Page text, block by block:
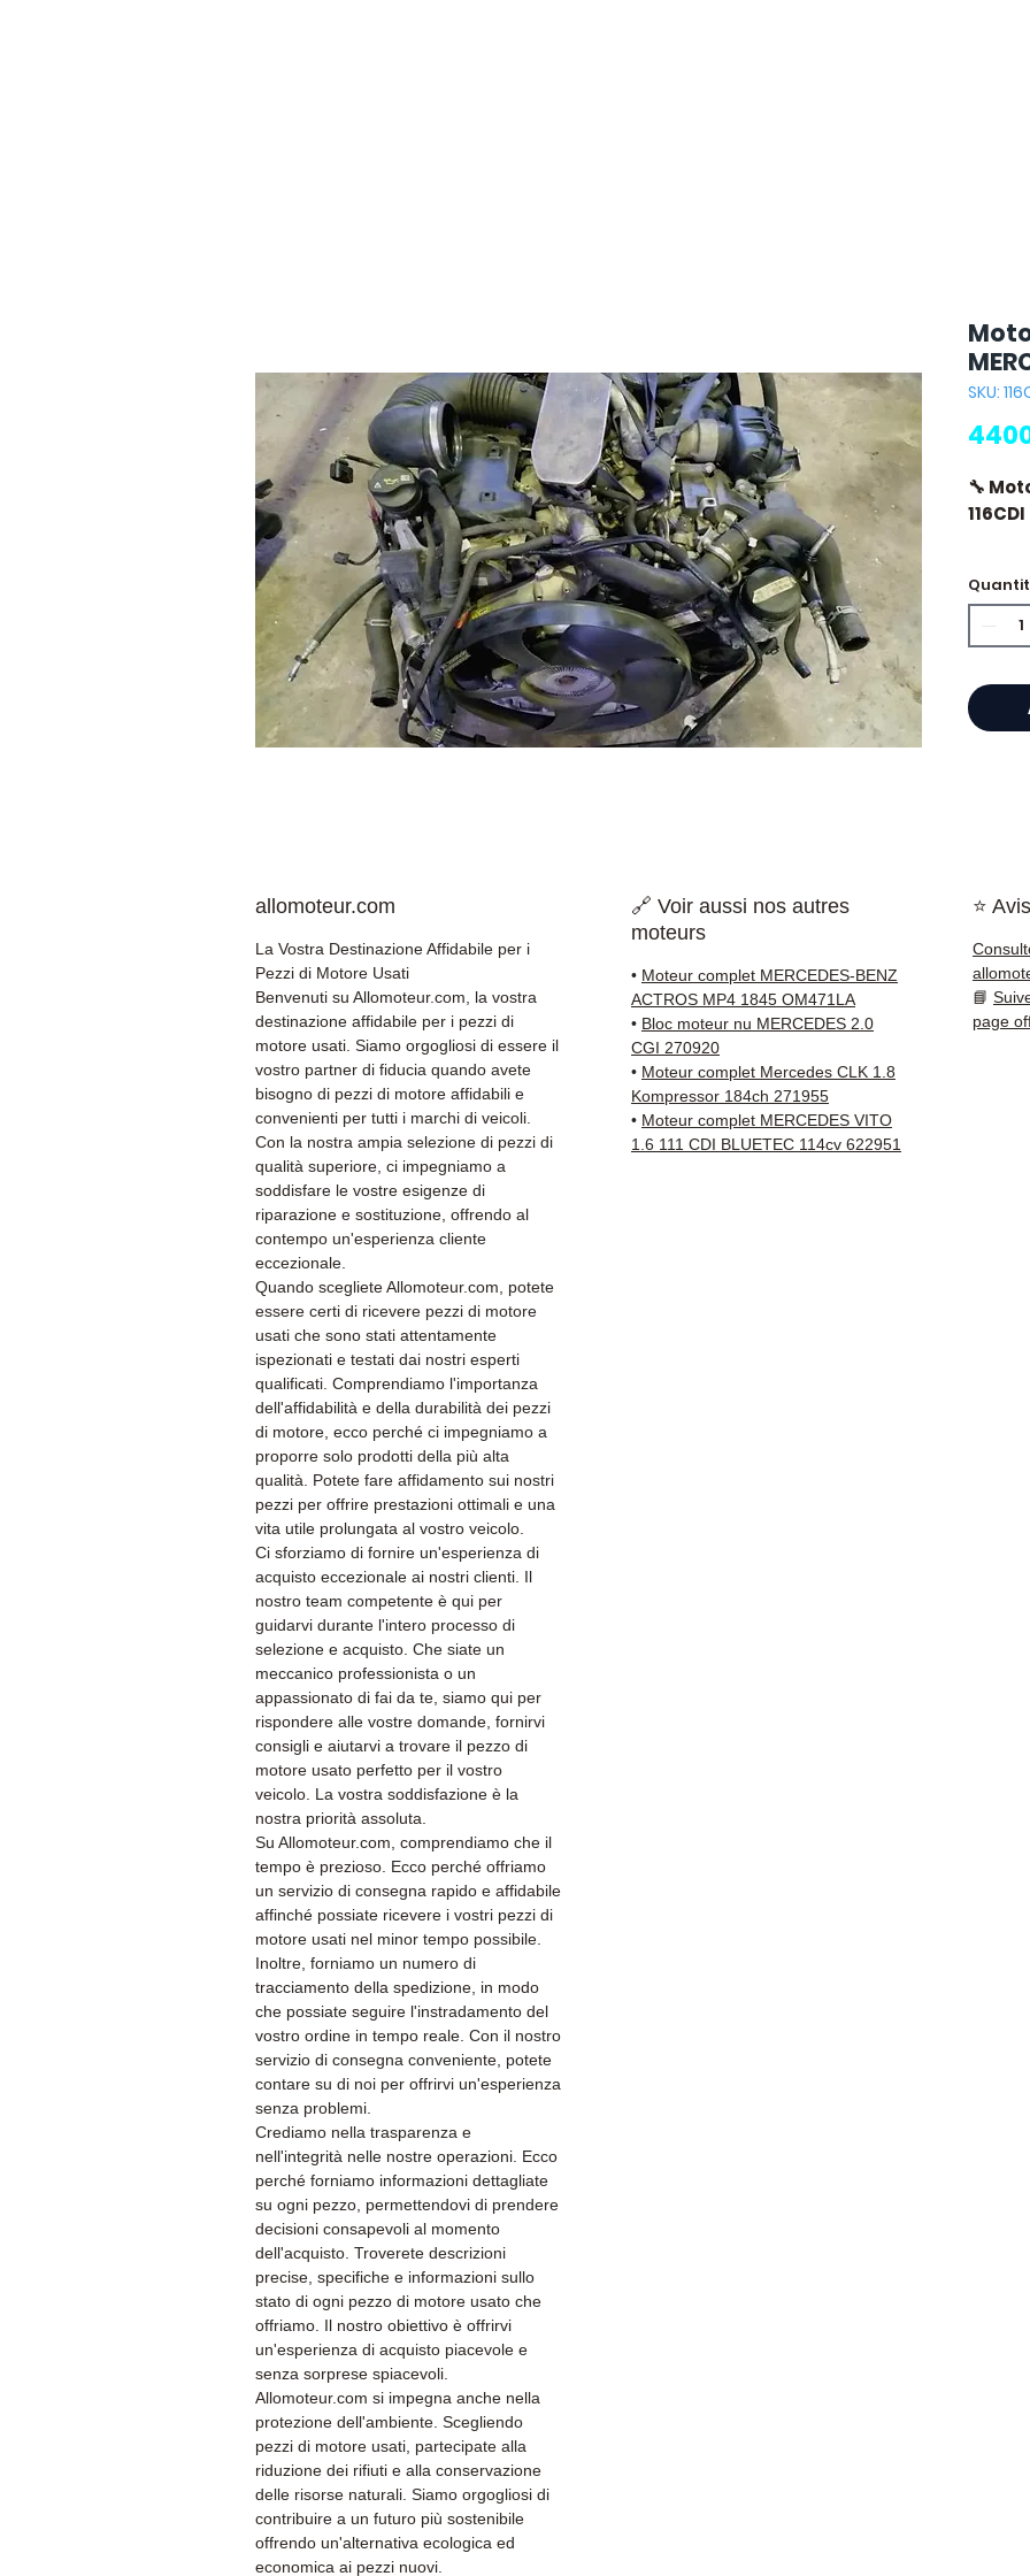
SKU:
🔧
116CDI
⭐
della
✅
✅
allomoteur.com
La Vostra Destinazione Affidabile per i
Pezzi di Motore Usati
Benvenuti su Allomoteur.com, la vostra
destinazione affidabile per i pezzi di
motore usati. Siamo orgogliosi di essere il
vostro partner di fiducia quando avete
bisogno di pezzi di motore affidabili e
convenienti per tutti i marchi di veicoli.
Con la nostra ampia selezione di pezzi di
qualità superiore, ci impegniamo a
soddisfare le vostre esigenze di
riparazione e sostituzione, offrendo al
contempo un'esperienza cliente
eccezionale.
Quando scegliete Allomoteur.com, potete
essere certi di ricevere pezzi di motore
usati che sono stati attentamente
ispezionati e testati dai nostri esperti
qualificati. Comprendiamo l'importanza
dell'affidabilità e della durabilità dei pezzi
di motore, ecco perché ci impegniamo a
proporre solo prodotti della più alta
qualità. Potete fare affidamento sui nostri
pezzi per offrire prestazioni ottimali e una
vita utile prolungata al vostro veicolo.
Ci sforziamo di fornire un'esperienza di
acquisto eccezionale ai nostri clienti. Il
nostro team competente è qui per
guidarvi durante l'intero processo di
selezione e acquisto. Che siate un
meccanico professionista o un
appassionato di fai da te, siamo qui per
rispondere alle vostre domande, fornirvi
consigli e aiutarvi a trovare il pezzo di
motore usato perfetto per il vostro
veicolo. La vostra soddisfazione è la
nostra priorità assoluta.
Su Allomoteur.com, comprendiamo che il
tempo è prezioso. Ecco perché offriamo
un servizio di consegna rapido e affidabile
affinché possiate ricevere i vostri pezzi di
motore usati nel minor tempo possibile.
Inoltre, forniamo un numero di
tracciamento della spedizione, in modo
che possiate seguire l'instradamento del
vostro ordine in tempo reale. Con il nostro
servizio di consegna conveniente, potete
contare su di noi per offrirvi un'esperienza
senza problemi.
Crediamo nella trasparenza e
nell'integrità nelle nostre operazioni. Ecco
perché forniamo informazioni dettagliate
su ogni pezzo, permettendovi di prendere
decisioni consapevoli al momento
dell'acquisto. Troverete descrizioni
precise, specifiche e informazioni sullo
stato di ogni pezzo di motore usato che
offriamo. Il nostro obiettivo è offrirvi
un'esperienza di acquisto piacevole e
senza sorprese spiacevoli.
Allomoteur.com si impegna anche nella
protezione dell'ambiente. Scegliendo
pezzi di motore usati, partecipate alla
riduzione dei rifiuti e alla conservazione
delle risorse naturali. Siamo orgogliosi di
contribuire a un futuro più sostenibile
offrendo un'alternativa ecologica ed
economica ai pezzi nuovi.
🔗 Voir aussi nos autres
moteurs
• Moteur complet MERCEDES-BENZ
ACTROS MP4 1845 OM471LA
• Bloc moteur nu MERCEDES 2.0
CGI 270920
• Moteur complet Mercedes CLK 1.8
Kompressor 184ch 271955
• Moteur complet MERCEDES VITO
1.6 111 CDI BLUETEC 114cv 622951
⭐
📘
page